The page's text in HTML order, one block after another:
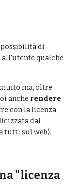
di
all'utente qualche
ma, oltre
anche rendere
con la licenza
dai
tutti sul web).
"licenza